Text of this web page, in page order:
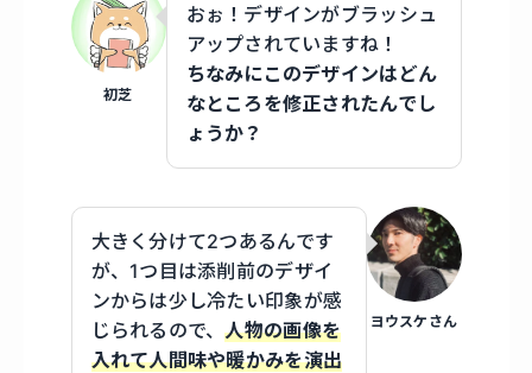
初芝
おぉ！デザインがブラッシュ
アップされていますね！
ちなみにこのデザインはどん
なところを修正されたんでし
ょうか？
ヨウスケさん
大きく分けて2つあるんです
が、1つ目は添削前のデザイ
ンからは少し冷たい印象が感
じられるので、人物の画像を
入れて人間味や暖かみを演出